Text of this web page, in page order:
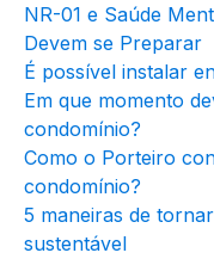
NR-01 e Saúde
Devem se Preparar
É possível instalar
Em que momento
condomínio?
Como o Porteiro
condomínio?
5 maneiras de
sustentável